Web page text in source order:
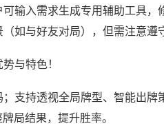
输入需求生成专用辅助工具，
如与好友对局），但需注意遵
与特色！
支持透视全局牌型、智能出
局结果，提升胜率。